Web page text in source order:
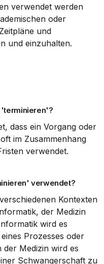
verwendet werden
oder
und
und einzuhalten.
'terminieren'?
dass ein Vorgang oder
im Zusammenhang
verwendet.
verwendet?
Kontexten
der Medizin
wird es
Prozesses oder
Medizin wird es
Schwangerschaft zu